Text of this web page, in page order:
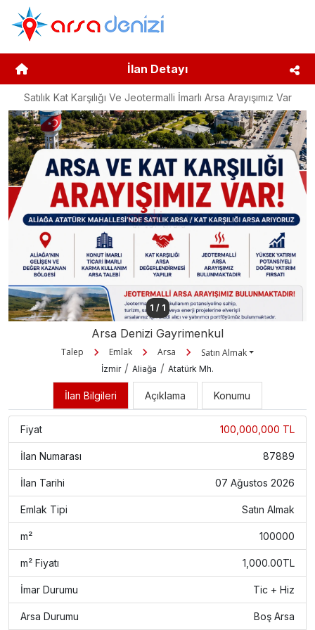
İlan Detayı
Satılık Kat Karşılığı Ve Jeotermalli İmarlı Arsa Arayışımız Var
1 / 1
Arsa Denizi Gayrimenkul
Talep Emlak Arsa Satın Almak
İzmir/ Aliağa / Atatürk Mh.
İlan Bilgileri Açıklama Konumu
Fiyat 100,000,000 TL
İlan Numarası 87889
İlan Tarihi 07 Ağustos 2026
Emlak Tipi Satın Almak
m² 100000
m² Fiyatı 1,000.00TL
İmar Durumu Tic + Hiz
Arsa Durumu Boş Arsa